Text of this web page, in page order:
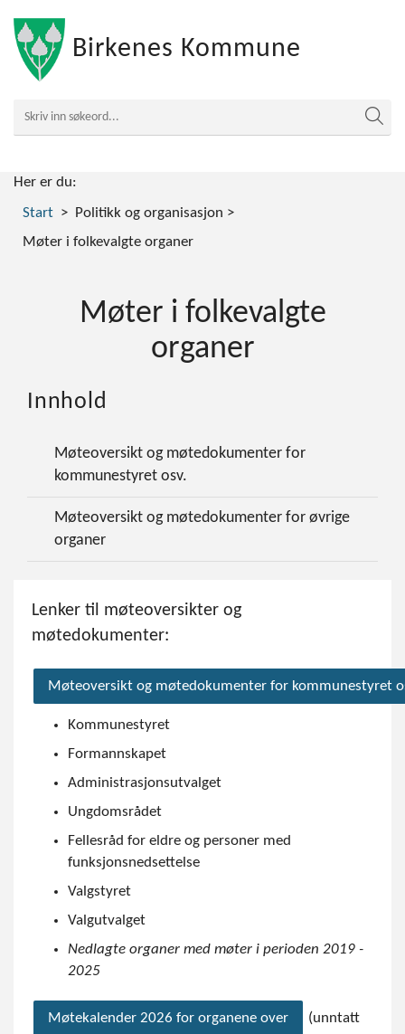
Birkenes Kommune
Her er du:
Start
Politikk og organisasjon
Møter i folkevalgte organer
Møter i folkevalgte
organer
Innhold
Møteoversikt og møtedokumenter for
kommunestyret osv.
Møteoversikt og møtedokumenter for øvrige
organer
Lenker til møteoversikter og
møtedokumenter:
Møteoversikt og møtedokumenter for kommunestyret
Kommunestyret
Formannskapet
Administrasjonsutvalget
Ungdomsrådet
Fellesråd for eldre og personer med
funksjonsnedsettelse
Valgstyret
Valgutvalget
Nedlagte organer med møter i perioden 2019 -
2025
Møtekalender 2026 for organene over
(unntatt